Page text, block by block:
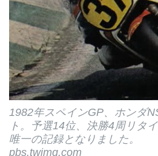
1982年スペインGP、ホンダ
ト。予選14位、決勝4周リタ
唯一の記録となりました。
pbs.twimg.com